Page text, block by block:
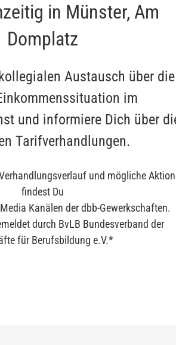
in Münster, Am
Domplatz
Austausch über die
im
und informiere Dich über
Tarifverhandlungen.
und mögliche
findest Du
Kanälen der dbb-Gewerkschaften.
durch BvLB Bundesverband der
für Berufsbildung e.V.*